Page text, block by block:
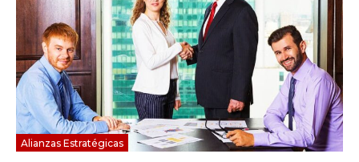
Alianzas Estratégicas